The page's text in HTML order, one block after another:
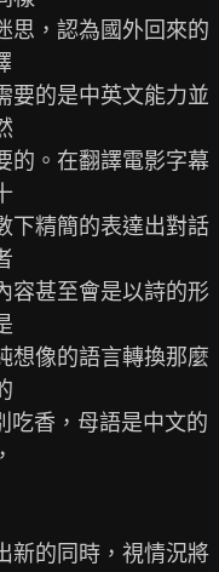
思，認為國外回來的
要的是中英文能力並
的。在翻譯電影字幕
下精簡的表達出對話
容甚至會是以詩的形
想像的語言轉換那麼
吃香，母語是中文的
新的同時，視情況將